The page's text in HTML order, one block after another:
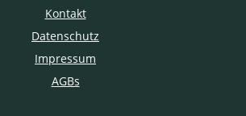
Kontakt
Datenschutz
Impressum
AGBs